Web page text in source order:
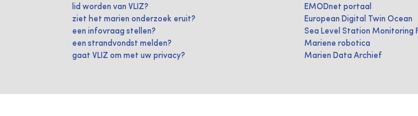
lid worden van VLIZ?
ziet het marien onderzoek eruit?
een infovraag stellen?
een strandvondst melden?
gaat VLIZ om met uw privacy?
EMODnet portaal
European Digital Twin Ocean
Sea Level Station Monitoring
Mariene robotica
Marien Data Archief